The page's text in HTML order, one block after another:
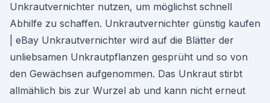
Unkrautvernichter nutzen, um möglichst schnell
Abhilfe zu schaffen. Unkrautvernichter günstig kaufen
| eBay Unkrautvernichter wird auf die Blätter der
unliebsamen Unkrautpflanzen gesprüht und so von
den Gewächsen aufgenommen. Das Unkraut stirbt
allmählich bis zur Wurzel ab und kann nicht erneut